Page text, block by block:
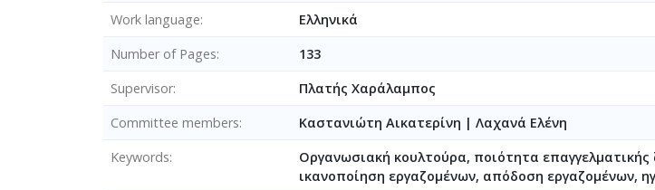
Work language
Ελληνικά
Number of Pages
133
Supervisor
Πλατής Χαράλαμπος
Committee members
Καστανιώτη Αικατερίνη | Λαχανά Ελένη
Keywords
Οργανωσιακή κουλτούρα, ποιότητα επαγγελματικής
ικανοποίηση εργαζομένων, απόδοση εργαζομένων,